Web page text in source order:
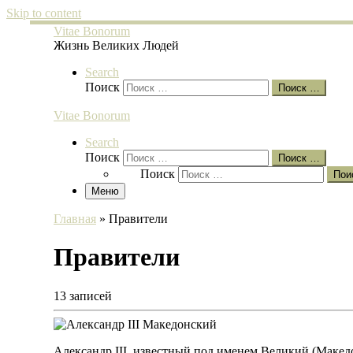
Skip to content
Vitae Bonorum
Жизнь Великих Людей
Search
Поиск
Поиск …
Vitae Bonorum
Search
Поиск
Поиск …
Поиск
Меню
Главная » Правители
Правители
13 записей